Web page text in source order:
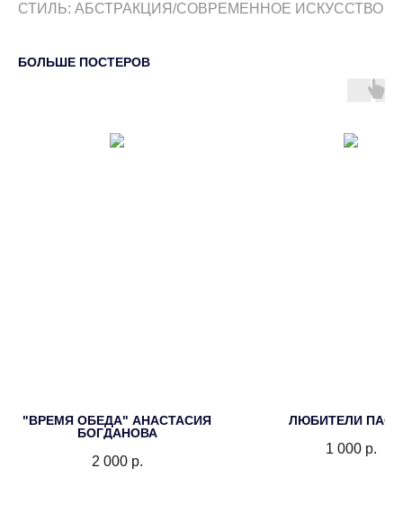
СТИЛЬ: АБСТРАКЦИЯ/СОВРЕМЕННОЕ ИСКУССТВО
БОЛЬШЕ ПОСТЕРОВ
"ВРЕМЯ ОБЕДА" АНАСТАСИЯ
БОГДАНОВА
2 000 р.
ЛЮБИТЕЛИ
1 000 р.